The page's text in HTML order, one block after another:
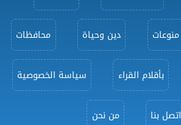
منوعات دين وحياة محافظات
بأقلام القراء سياسة الخصوصية
اتصل بنا من نحن